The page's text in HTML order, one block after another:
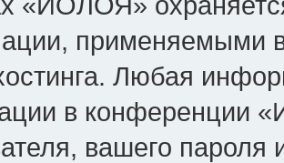
применяемыми
Любая
в конференции
вашего